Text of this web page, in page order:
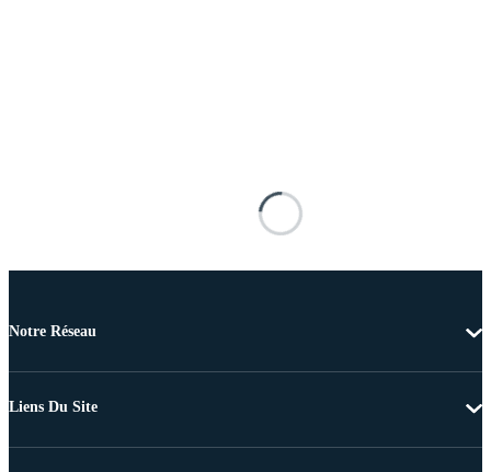
Notre Réseau
Liens Du Site